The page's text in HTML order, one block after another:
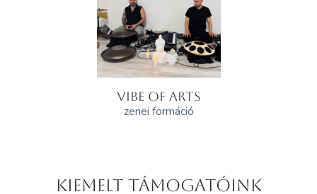
VIBE OF ARTS
zenei formáció
Kiemelt támogatóink